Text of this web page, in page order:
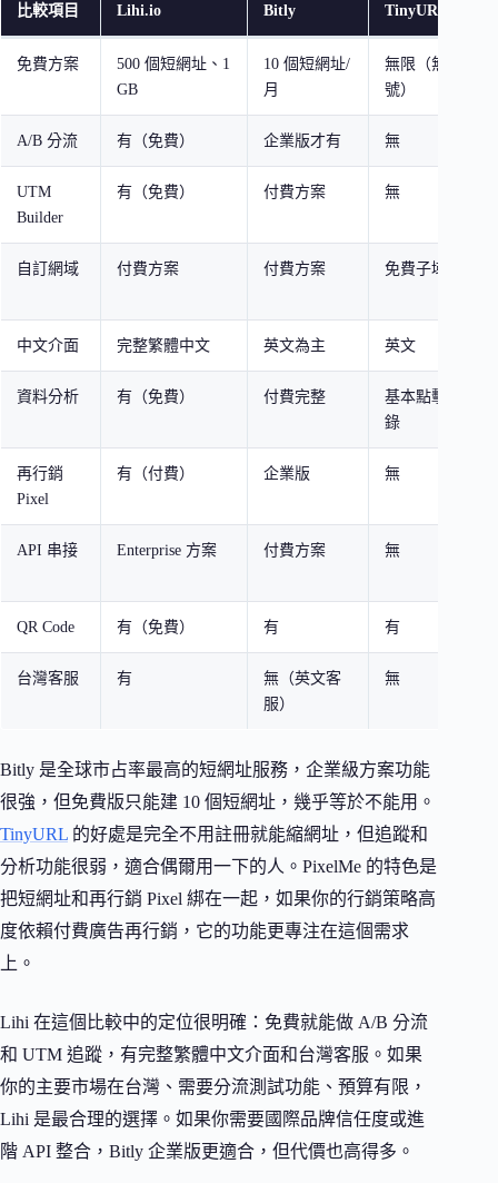
比較項目 Lihi.io Bitly TinyURL
免費方案
500 個短網址、1
GB
10 個短網址/
月
無限（無帳
號）
A/B 分流 有（免費） 企業版才有 無
UTM
Builder
有（免費） 付費方案 無
自訂網域 付費方案 付費方案 免費子域名
中文介面 完整繁體中文 英文為主 英文
資料分析 有（免費） 付費完整
基本點擊紀
錄
再行銷
Pixel
有（付費） 企業版 無
API 串接 Enterprise 方案 付費方案 無
QR Code 有（免費） 有 有
台灣客服 有
無（英文客
服）
無
Bitly 是全球市占率最高的短網址服務，企業級方案功能
很強，但免費版只能建 10 個短網址，幾乎等於不能用。
TinyURL 的好處是完全不用註冊就能縮網址，但追蹤和
分析功能很弱，適合偶爾用一下的人。PixelMe 的特色是
把短網址和再行銷 Pixel 綁在一起，如果你的行銷策略高
度依賴付費廣告再行銷，它的功能更專注在這個需求
上。
Lihi 在這個比較中的定位很明確：免費就能做 A/B 分流
和 UTM 追蹤，有完整繁體中文介面和台灣客服。如果
你的主要市場在台灣、需要分流測試功能、預算有限，
Lihi 是最合理的選擇。如果你需要國際品牌信任度或進
階 API 整合，Bitly 企業版更適合，但代價也高得多。